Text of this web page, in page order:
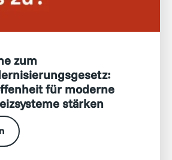
zum
für moderne
stärken